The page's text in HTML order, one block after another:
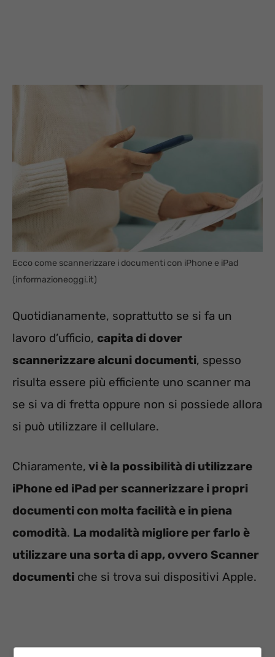
Ecco come scannerizzare i documenti con iPhone e iPad
(informazioneoggi.it)
Quotidianamente, soprattutto se si fa un
lavoro d’ufficio, capita di dover
scannerizzare alcuni documenti, spesso
risulta essere più efficiente uno scanner ma
se si va di fretta oppure non si possiede allora
si può utilizzare il cellulare.
Chiaramente, vi è la possibilità di utilizzare
iPhone ed iPad per scannerizzare i propri
documenti con molta facilità e in piena
comodità. La modalità migliore per farlo è
utilizzare una sorta di app, ovvero Scanner
documenti che si trova sui dispositivi Apple.